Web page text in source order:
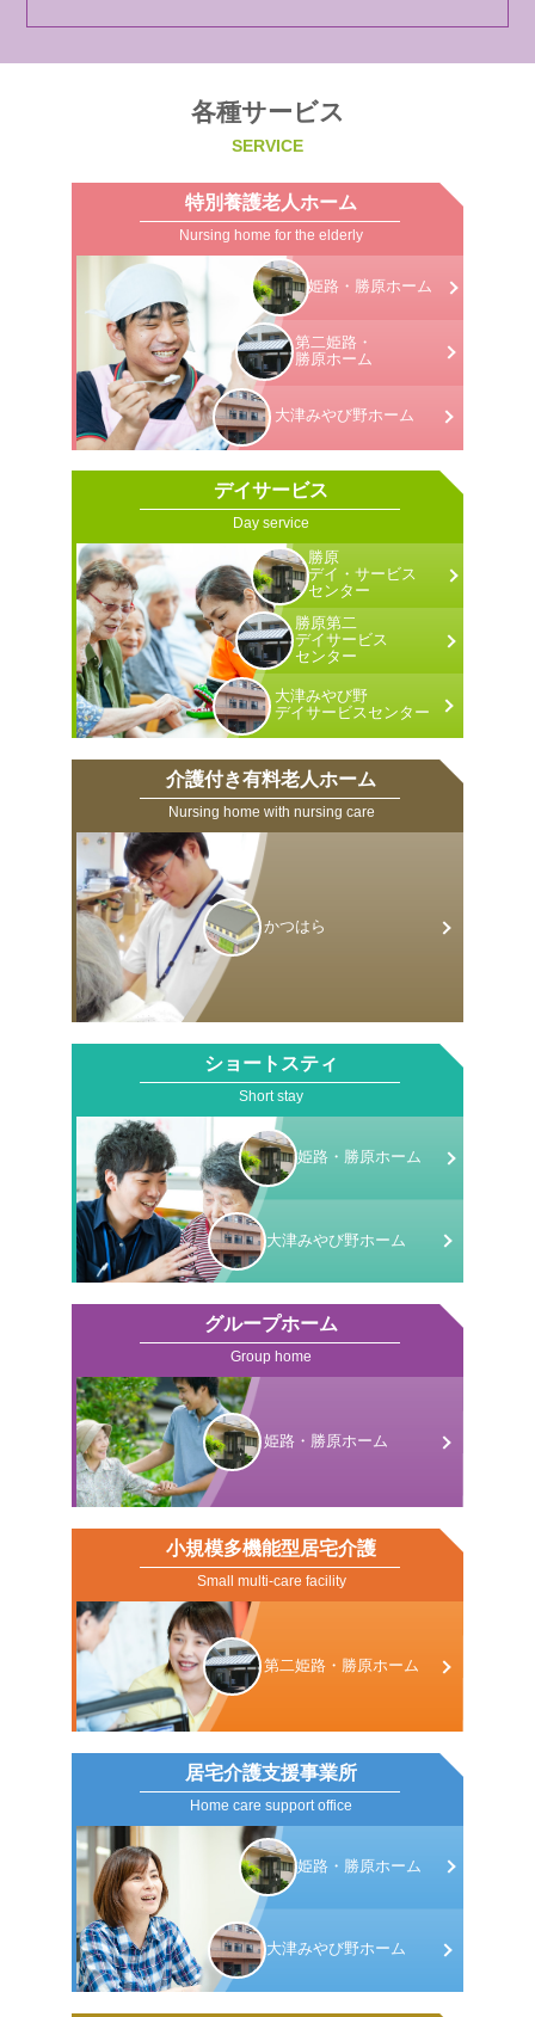
各種サービス
SERVICE
特別養護老人ホーム
Nursing home for the elderly
姫路・勝原ホーム
第二姫路・
勝原ホーム
大津みやび野ホーム
デイサービス
Day service
勝原
デイ・サービス
センター
勝原第二
デイサービス
センター
大津みやび野
デイサービスセンター
介護付き有料老人ホーム
Nursing home with nursing care
かつはら
ショートスティ
Short stay
姫路・勝原ホーム
大津みやび野ホーム
グループホーム
Group home
姫路・勝原ホーム
小規模多機能型居宅介護
Small multi-care facility
第二姫路・ 勝原ホーム
居宅介護支援事業所
Home care support office
姫路・勝原ホーム
大津みやび野ホーム